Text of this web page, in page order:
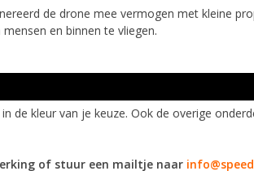
de drone mee vermogen met kleine
en binnen te vliegen.
de kleur van je keuze. Ook de overige
of stuur een mailtje naar